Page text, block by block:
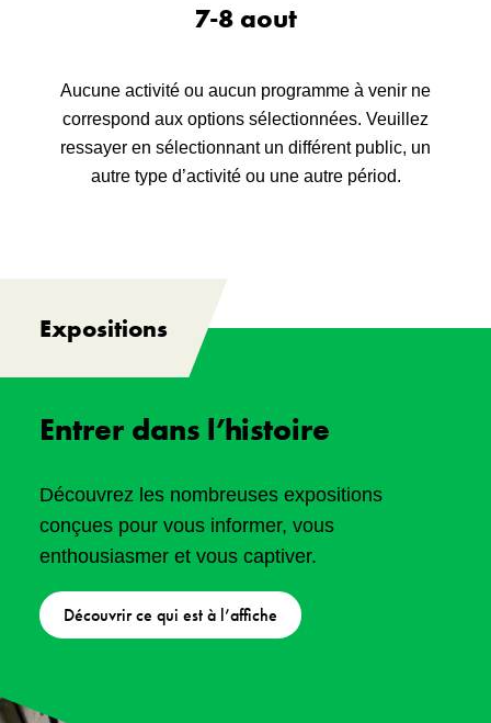
7-8 aout
Aucune activité ou aucun programme à venir ne
correspond aux options sélectionnées. Veuillez
ressayer en sélectionnant un différent public, un
autre type d’activité ou une autre périod.
Expositions
Entrer dans l’histoire
Découvrez les nombreuses expositions
conçues pour vous informer, vous
enthousiasmer et vous captiver.
Découvrir ce qui est à l’affiche